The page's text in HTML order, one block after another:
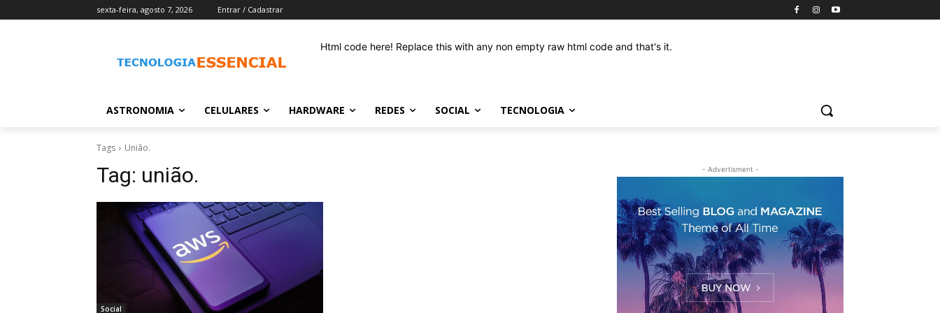
sexta-feira, agosto 7, 2026 Entrar / Cadastrar
Html code here! Replace this with any non empty raw html code and that's it.
ASTRONOMIA CELULARES HARDWARE REDES SOCIAL TECNOLOGIA
Tags União.
Tag: união.
Social
- Advertisment -